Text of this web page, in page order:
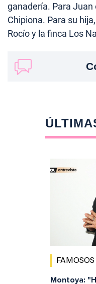
ganadería. Para Juan
Chipiona. Para su
Rocío y la finca Los
FAMOSOS
Montoya: